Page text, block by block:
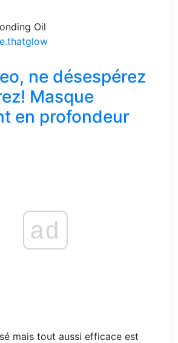
ne désespérez
Masque
en profondeur
ad
mais tout aussi efficace est